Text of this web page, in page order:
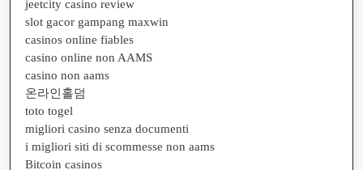
jeetcity casino review
slot gacor gampang maxwin
casinos online fiables
casino online non AAMS
casino non aams
온라인홀덤
toto togel
migliori casino senza documenti
i migliori siti di scommesse non aams
Bitcoin casinos